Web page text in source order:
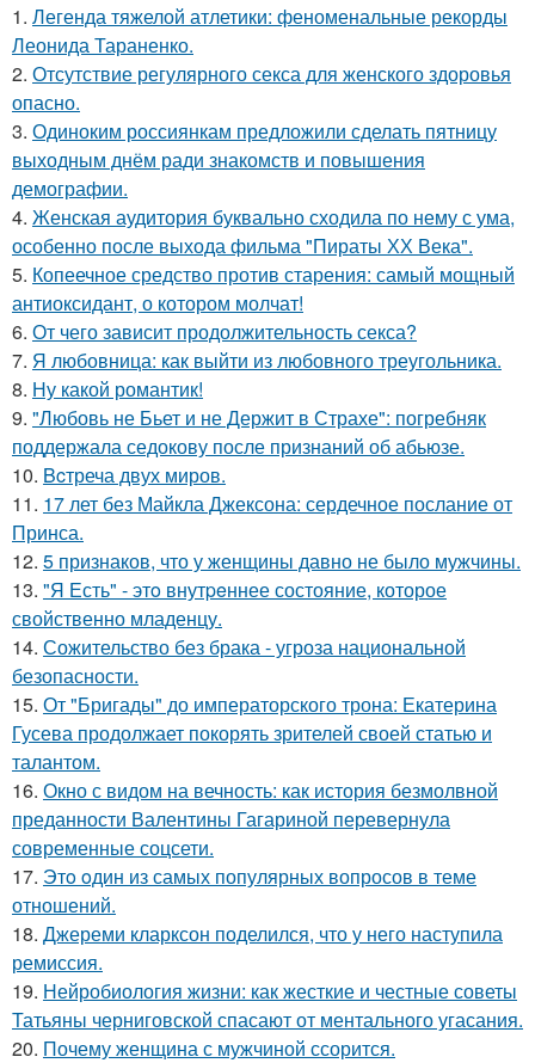
1. Легенда тяжелой атлетики: феноменальные рекорды
Леонида Тараненко.
2. Отсутствие регулярного секса для женского здоровья
опасно.
3. Одиноким россиянкам предложили сделать пятницу
выходным днём ради знакомств и повышения
демографии.
4. Женская аудитория буквально сходила по нему с ума,
особенно после выхода фильма "Пираты ХХ Века".
5. Копеечное средство против старения: самый мощный
антиоксидант, о котором молчат!
6. От чего зависит продолжительность секса?
7. Я любовница: как выйти из любовного треугольника.
8. Ну какой романтик!
9. "Любовь не Бьет и не Держит в Страхе": погребняк
поддержала седокову после признаний об абьюзе.
10. Bcтреча двух миров.
11. 17 лет без Майкла Джексона: сердечное послание от
Принса.
12. 5 признаков, что у женщины давно не было мужчины.
13. "Я Есть" - этo внутpeннее состояние, которое
свойственно младенцу.
14. Сожительство без брака - угроза национальной
безопасности.
15. От "Бригады" до императорского трона: Екатерина
Гусева продолжает покорять зрителей своей статью и
талантом.
16. Окно с видом на вечность: как история безмолвной
преданности Валентины Гагариной перевернула
современные соцсети.
17. Этo oдин из самых популярных вопросов в теме
отношений.
18. Джереми кларксон поделился, что у него наступила
ремиссия.
19. Нейробиология жизни: как жесткие и честные советы
Татьяны черниговской спасают от ментального угасания.
20. Почему женщина с мужчиной ссорится.